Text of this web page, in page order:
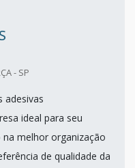
- SP
adesivas
ideal para seu
melhor organização
de qualidade da